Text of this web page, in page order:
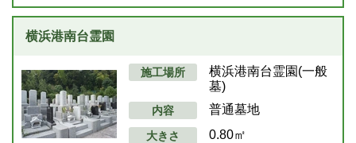
横浜港南台霊園
施工場所
横浜港南台霊園(一般
墓)
内容 普通墓地
大きさ 0.80㎡